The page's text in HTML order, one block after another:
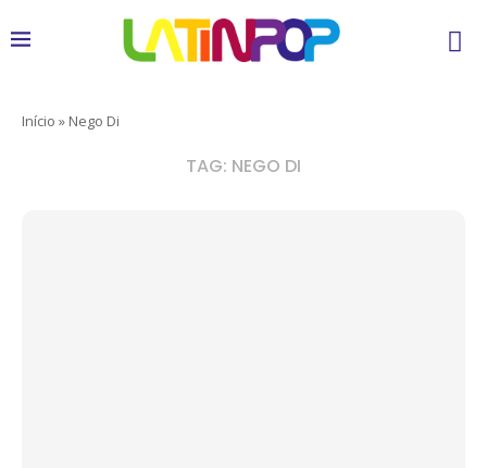
Início » Nego Di
TAG: NEGO DI